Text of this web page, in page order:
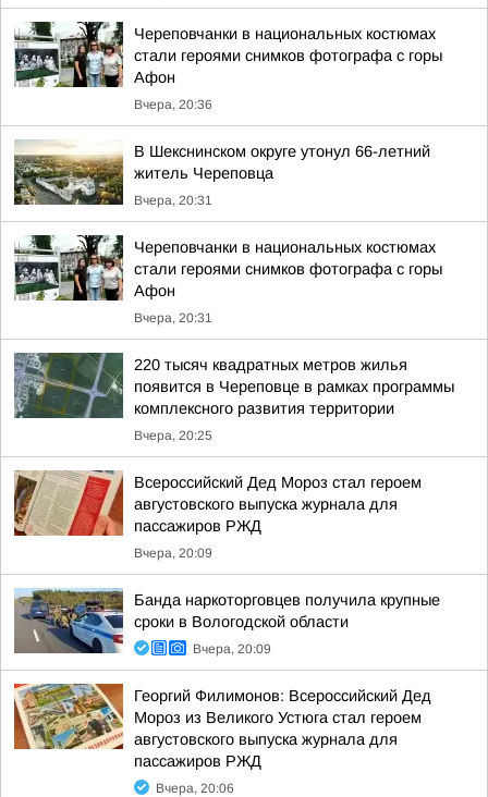
Череповчанки в национальных костюмах
стали героями снимков фотографа с горы
Афон
Вчера, 20:36
В Шекснинском округе утонул 66-летний
житель Череповца
Вчера, 20:31
Череповчанки в национальных костюмах
стали героями снимков фотографа с горы
Афон
Вчера, 20:31
220 тысяч квадратных метров жилья
появится в Череповце в рамках программы
комплексного развития территории
Вчера, 20:25
Всероссийский Дед Мороз стал героем
августовского выпуска журнала для
пассажиров РЖД
Вчера, 20:09
Банда наркоторговцев получила крупные
сроки в Вологодской области
Вчера, 20:09
Георгий Филимонов: Всероссийский Дед
Мороз из Великого Устюга стал героем
августовского выпуска журнала для
пассажиров РЖД
Вчера, 20:06